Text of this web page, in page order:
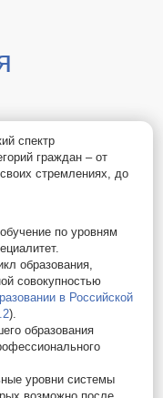
спектр
граждан – от
стремлениях, до
по уровням
образования,
совокупностью
в Российской
).
образования
уровни системы